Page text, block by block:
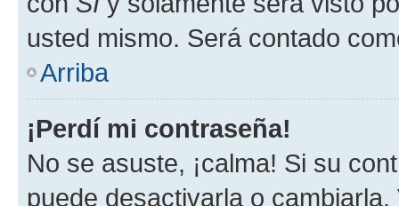
usted mismo. Será contado
Arriba
¡Perdí mi contraseña!
No se asuste, ¡calma! Si su
puede desactivarla o